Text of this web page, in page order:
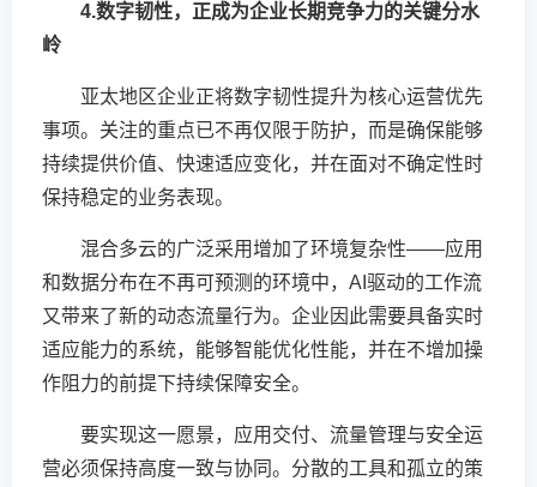
4.数字韧性，正成为企业长期竞争力的关键分水
岭
亚太地区企业正将数字韧性提升为核心运营优先
事项。关注的重点已不再仅限于防护，而是确保能够
持续提供价值、快速适应变化，并在面对不确定性时
保持稳定的业务表现。
混合多云的广泛采用增加了环境复杂性——应用
和数据分布在不再可预测的环境中，AI驱动的工作流
又带来了新的动态流量行为。企业因此需要具备实时
适应能力的系统，能够智能优化性能，并在不增加操
作阻力的前提下持续保障安全。
要实现这一愿景，应用交付、流量管理与安全运
营必须保持高度一致与协同。分散的工具和孤立的策